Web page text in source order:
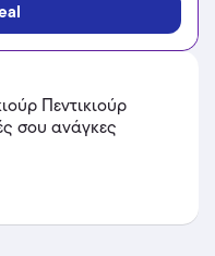
35%), από το
Med Spa»
Πεντικιούρ
σου ανάγκες